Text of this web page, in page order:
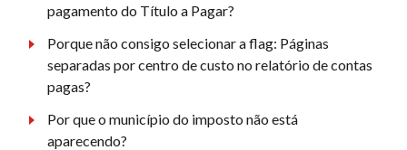
pagamento do Título a Pagar?
Porque não consigo selecionar a flag: Páginas
separadas por centro de custo no relatório de contas
pagas?
Por que o município do imposto não está
aparecendo?